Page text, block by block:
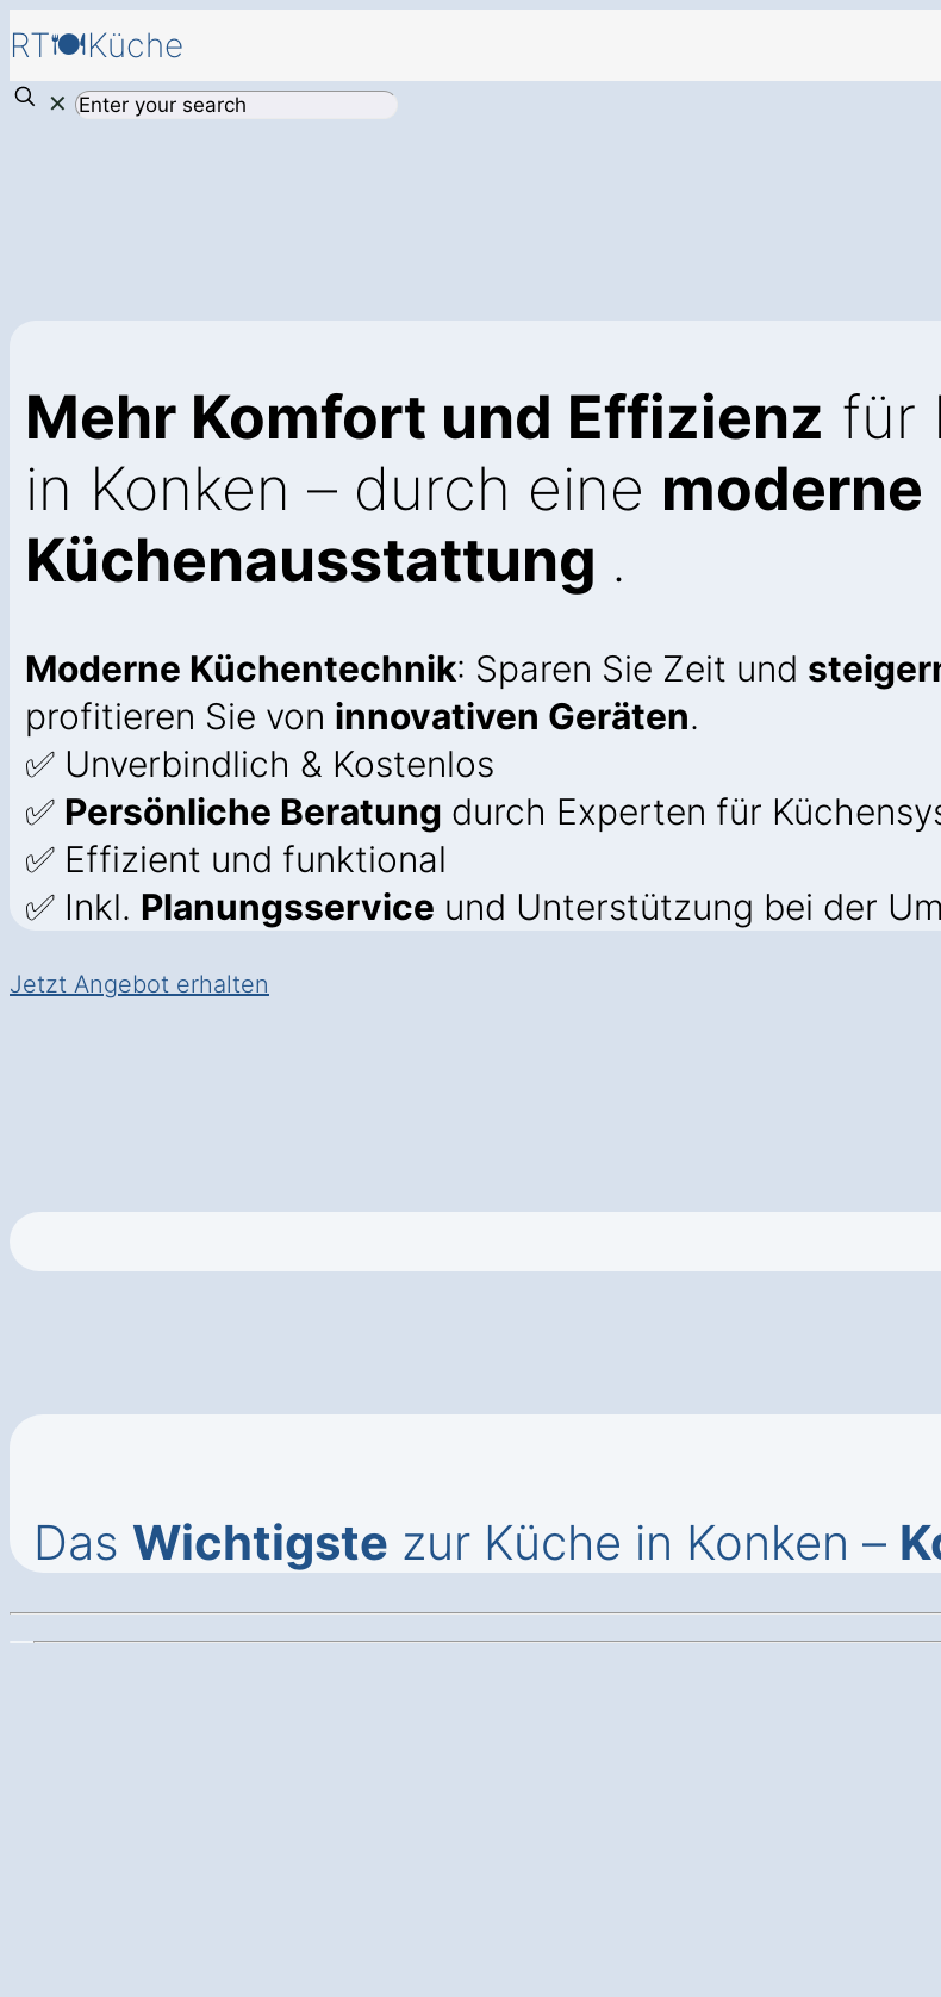
RT🍽️Küche
✕
Mehr Komfort und Effizienz für
in Konken – durch eine moderne
Küchenausstattung .
Moderne Küchentechnik: Sparen Sie Zeit und
profitieren Sie von innovativen Geräten.
✅ Unverbindlich & Kostenlos
✅ Persönliche Beratung durch Experten für
✅ Effizient und funktional
✅ Inkl. Planungsservice und Unterstützung bei der
Jetzt Angebot erhalten
Das Wichtigste zur Küche in Konken –